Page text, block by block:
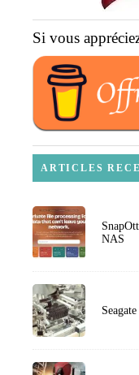
Si vous
ARTICLES
NAS